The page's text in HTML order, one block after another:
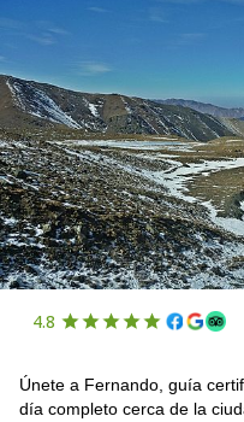
4.8
Únete a Fernando, guía
día completo cerca de la